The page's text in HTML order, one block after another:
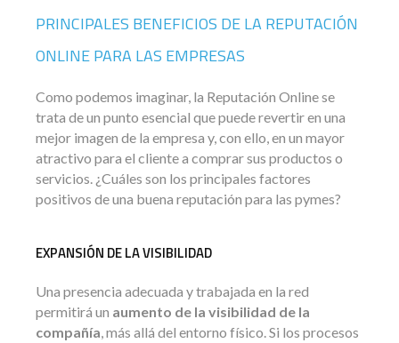
PRINCIPALES BENEFICIOS DE LA REPUTACIÓN
ONLINE PARA LAS EMPRESAS
Como podemos imaginar, la Reputación Online se
trata de un punto esencial que puede revertir en una
mejor imagen de la empresa y, con ello, en un mayor
atractivo para el cliente a comprar sus productos o
servicios. ¿Cuáles son los principales factores
positivos de una buena reputación para las pymes?
EXPANSIÓN DE LA VISIBILIDAD
Una presencia adecuada y trabajada en la red
permitirá un aumento de la visibilidad de la
compañía, más allá del entorno físico. Si los procesos